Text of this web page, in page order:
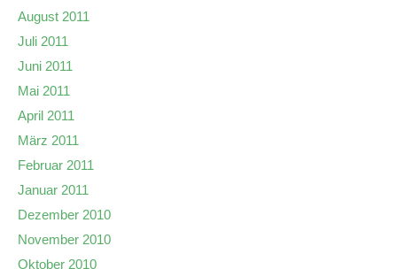
August 2011
Juli 2011
Juni 2011
Mai 2011
April 2011
März 2011
Februar 2011
Januar 2011
Dezember 2010
November 2010
Oktober 2010